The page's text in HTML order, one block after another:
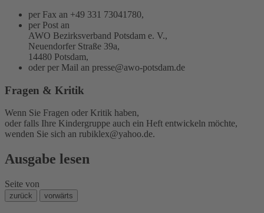
per Fax an +49 331 73041780,
per Post an
AWO Bezirksverband Potsdam e. V.,
Neuendorfer Straße 39a,
14480 Potsdam,
oder per Mail an presse@awo-potsdam.de
Fragen & Kritik
Wenn Sie Fragen oder Kritik haben,
oder falls Ihre Kindergruppe auch ein Heft entwickeln möchte,
wenden Sie sich an rubiklex@yahoo.de.
Ausgabe lesen
Seite von
zurück vorwärts